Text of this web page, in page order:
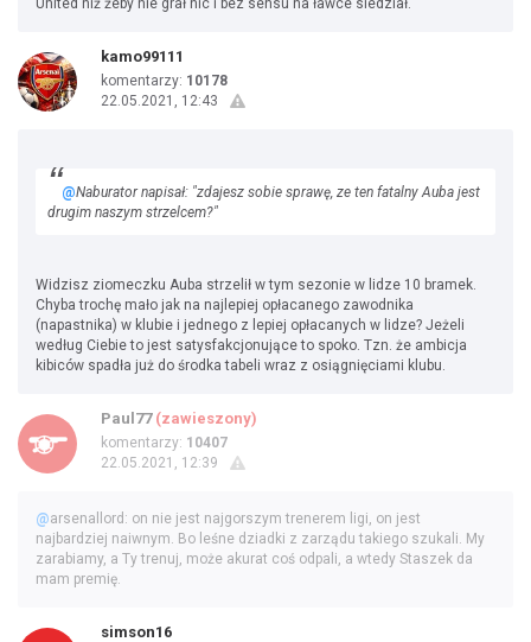
United niż żeby nie grał nic i bez sensu na ławce siedział.
kamo99111
komentarzy: 10178
22.05.2021, 12:43
@Naburator napisał: "zdajesz sobie sprawę, ze ten fatalny Auba jest
drugim naszym strzelcem?"
Widzisz ziomeczku Auba strzelił w tym sezonie w lidze 10 bramek.
Chyba trochę mało jak na najlepiej opłacanego zawodnika
(napastnika) w klubie i jednego z lepiej opłacanych w lidze? Jeżeli
według Ciebie to jest satysfakcjonujące to spoko. Tzn. że ambicja
kibiców spadła już do środka tabeli wraz z osiągnięciami klubu.
Paul77 (zawieszony)
komentarzy: 10407
22.05.2021, 12:39
@arsenallord: on nie jest najgorszym trenerem ligi, on jest
najbardziej naiwnym. Bo leśne dziadki z zarządu takiego szukali. My
zarabiamy, a Ty trenuj, może akurat coś odpali, a wtedy Staszek da
mam premię.
simson16